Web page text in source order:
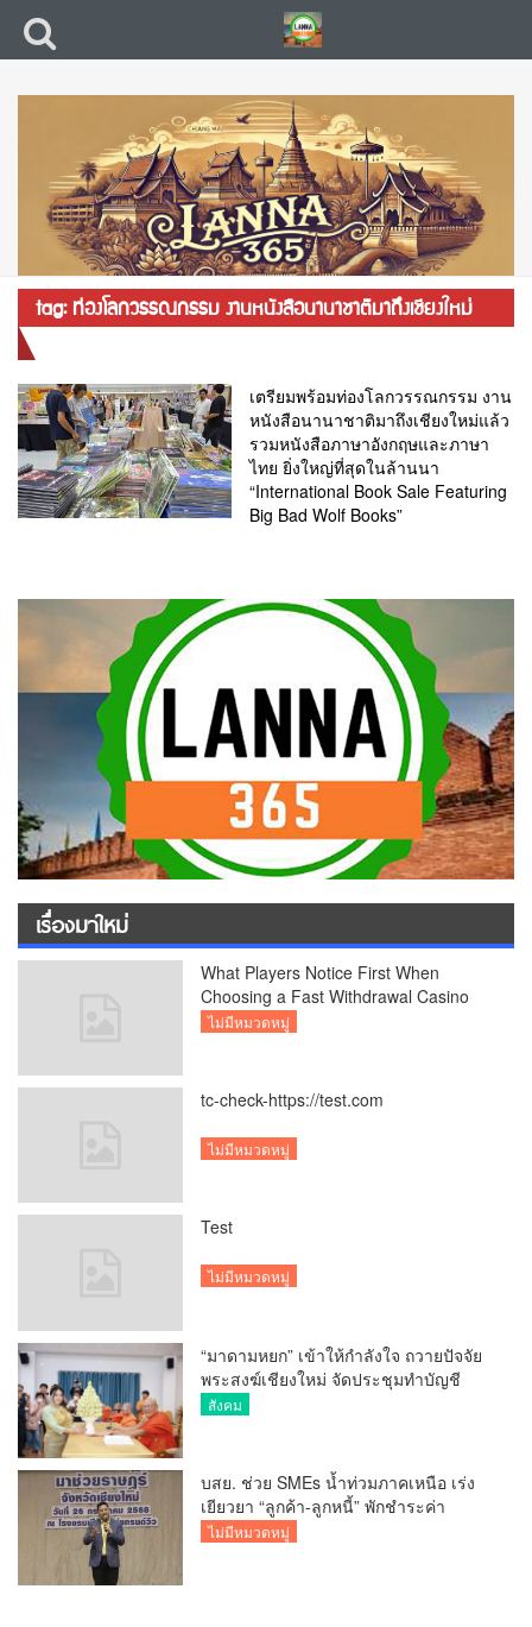
tag: ท่องโลกวรรณกรรม งานหนังสือนานาชาติมาถึงเชียงใหม่
เตรียมพร้อมท่องโลกวรรณกรรม งาน
หนังสือนานาชาติมาถึงเชียงใหม่แล้ว
รวมหนังสือภาษาอังกฤษและภาษา
ไทย ยิ่งใหญ่ที่สุดในล้านนา
“International Book Sale Featuring
Big Bad Wolf Books”
เรื่องมาใหม่
What Players Notice First When
Choosing a Fast Withdrawal Casino
UK
ไม่มีหมวดหมู่
tc-check-https://test.com
ไม่มีหมวดหมู่
Test
ไม่มีหมวดหมู่
“มาดามหยก” เข้าให้กำลังใจ ถวายปัจจัย
พระสงฆ์เชียงใหม่ จัดประชุมทำบัญชี
รายรับรายจ่ายของวัด กว่า 300 รูป ที่วัด
สังคม
บสย. ช่วย SMEs น้ำท่วมภาคเหนือ เร่ง
เยียวยา “ลูกค้า-ลูกหนี้” พักชำระค่า
ธรรมเนียม-ค่างวด
ไม่มีหมวดหมู่